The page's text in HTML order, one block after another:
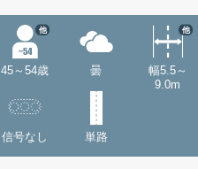
45～54歳
他
曇
幅5.5～
9.0m
他
信号なし 単路